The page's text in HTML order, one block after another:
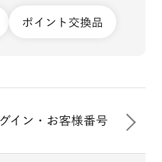
ポイント交換品
イン・お客様番号